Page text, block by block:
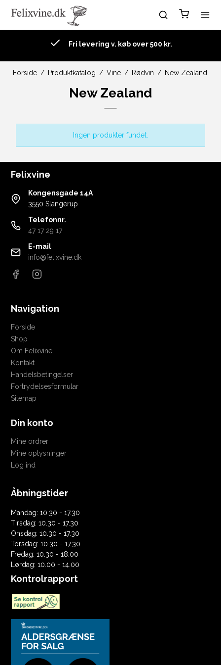
Fri levering v. køb over 500 kr.
Forside / Produktkatalog / Vine / Rødvin / New Zealand
New Zealand
Ingen produkter fundet.
Felixvine
Kongensgade 14A
3550 Slangerup
Telefonnr.
47 17 29 17
E-mail
info@felixvine.dk
Navigation
Forside
Shop
Om Felixvine
Kontakt
Handelsbetingelser
Fortrydelsesformular
Sitemap
Din konto
Mine ordrer
Mine oplysninger
Log ind
Åbningstider
Mandag: 10.30 - 17.30
Tirsdag: 10.30 - 17.30
Onsdag: 10.30 - 17.30
Torsdag: 10.30 - 17.30
Fredag: 10.30 - 18.00
Lørdag: 10.00 - 14.00
Kontrolrapport